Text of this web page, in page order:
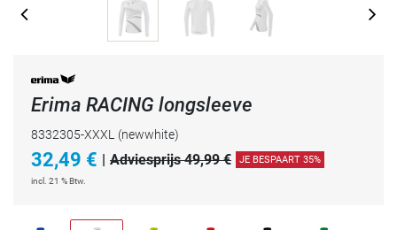
Erima RACING longsleeve
8332305-XXXL (newwhite)
32,49 € | Adviesprijs 49,99 € JE BESPAART 35%
incl. 21 % Btw.